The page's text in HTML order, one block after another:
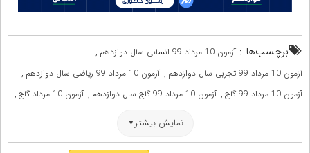
برچسب‌ها : آزمون 10 مرداد 99 انسانی سال دوازدهم ,
آزمون 10 مرداد 99 تجربی سال دوازدهم , آزمون 10 مرداد 99 ریاضی سال دوازدهم ,
آزمون 10 مرداد 99 گاج , آزمون 10 مرداد 99 گاج سال دوازدهم , آزمون 10 مرداد گاج ,
نمایش بیشتر